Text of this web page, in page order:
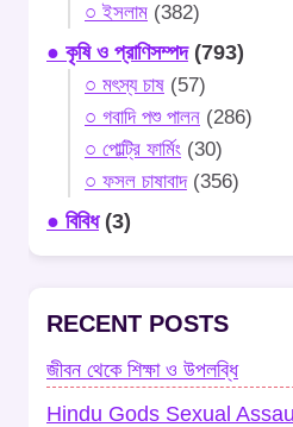
○ ইসলাম (382)
● কৃষি ও প্রাণিসম্পদ(793)
○ মৎস্য চাষ (57)
○ গবাদি পশু পালন (286)
○ পোল্ট্রি ফার্মিং (30)
○ ফসল চাষাবাদ(356)
● বিবিধ(3)
RECENT POSTS
জীবন থেকে শিক্ষা ও উপলব্ধি
Hindu Gods Sexual